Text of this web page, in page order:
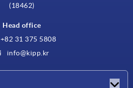
(18462)
Head office
+82 31 375 5808
info@kipp.kr